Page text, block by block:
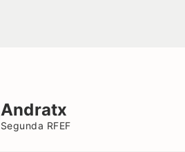
Andratx
Segunda RFEF